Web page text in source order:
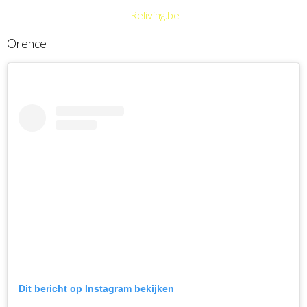
Reliving.be
Orence
Dit bericht op Instagram bekijken